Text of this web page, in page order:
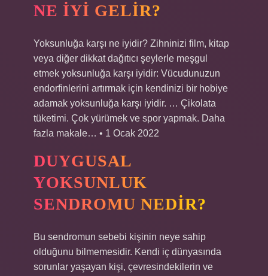
NE IYI GELIR?
Yoksunluğa karşı ne iyidir? Zihninizi film, kitap
veya diğer dikkat dağıtıcı şeylerle meşgul
etmek yoksunluğa karşı iyidir: Vücudunuzun
endorfinlerini artırmak için kendinizi bir hobiye
adamak yoksunluğa karşı iyidir. … Çikolata
tüketimi. Çok yürümek ve spor yapmak. Daha
fazla makale… • 1 Ocak 2022
DUYGUSAL
YOKSUNLUK
SENDROMU NEDIR?
Bu sendromun sebebi kişinin neye sahip
olduğunu bilmemesidir. Kendi iç dünyasında
sorunlar yaşayan kişi, çevresindekilerin ve